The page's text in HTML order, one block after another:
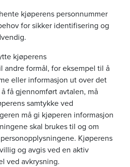
kjøperens personnummer
for sikker identifisering og
kjøperens
andre formål, for eksempel til å
eller informasjon ut over det
få gjennomført avtalen, må
samtykke ved
må gi kjøperen informasjon
skal brukes til og om
Kjøperens
og avgis ved en aktiv
ved avkrysning.